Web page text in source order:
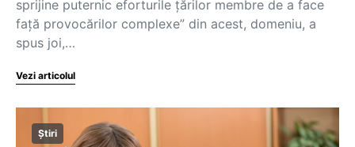
sprijine puternic eforturile țărilor membre de a face
față provocărilor complexe” din acest, domeniu, a
spus joi,…
Vezi articolul
Știri